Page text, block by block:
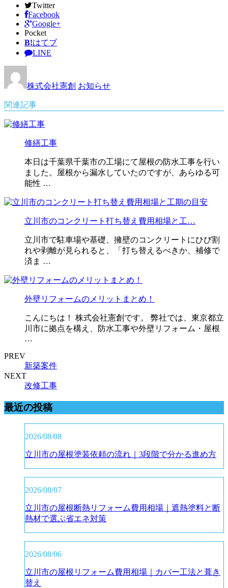
Twitter
Facebook
Google+
Pocket
B!はてブ
LINE
株式会社憲創 お知らせ
関連記事
修繕工事
本日は千葉県千葉市の工場にて屋根の防水工事を行い
ました。屋根から漏水していたのですが、あらゆる可
能性 …
立川市のコンクリート打ち替え費用相場と工…
立川市で駐車場や基礎、擁壁のコンクリートにひび割
れや剥離が見られると、「打ち替えるべきか、補修で
済ま …
外壁リフォームのメリットまとめ！
こんにちは！ 株式会社憲創です。 弊社では、東京都立
川市に拠点を構え、防水工事や外壁リフォーム・屋根
…
PREV
新築案件
NEXT
改修工事
最近の投稿
2026/08/08
立川市の屋根塗装依頼の流れ｜3段階で分かる進め方
2026/08/07
立川市の屋根断熱リフォーム費用相場｜遮熱塗料と断
熱材で選ぶ省エネ対策
2026/08/06
立川市の屋根リフォーム費用相場｜カバー工法と葺き
替え